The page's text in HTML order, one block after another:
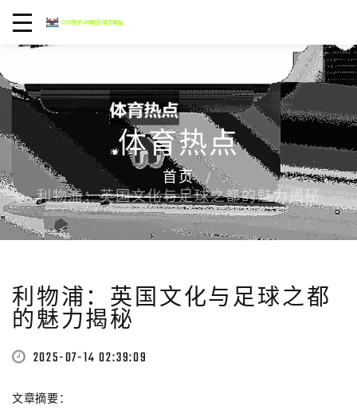
体育热点
首页
利物浦：英国文化与足球之都的魅力揭秘
利物浦：英国文化与足球之都
的魅力揭秘
2025-07-14 02:39:09
文章摘要：